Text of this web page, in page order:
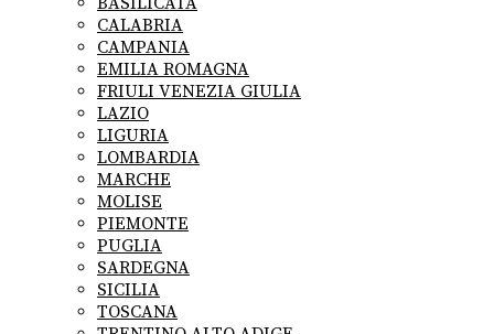
CALABRIA
CAMPANIA
EMILIA ROMAGNA
FRIULI VENEZIA GIULIA
LAZIO
LIGURIA
LOMBARDIA
MARCHE
MOLISE
PIEMONTE
PUGLIA
SARDEGNA
SICILIA
TOSCANA